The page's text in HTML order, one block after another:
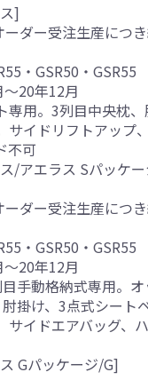
]
ダー受注生産につ
・GSR50・GSR55
20年12月
用。3列目中央枕、
サイドリフトアップ
不可
/アエラス Sパッケ
ダー受注生産につ
・GSR50・GSR55
20年12月
手動格納式専用。オ
掛け、3点式シート
サイドエアバッグ、
Gパッケージ/G]